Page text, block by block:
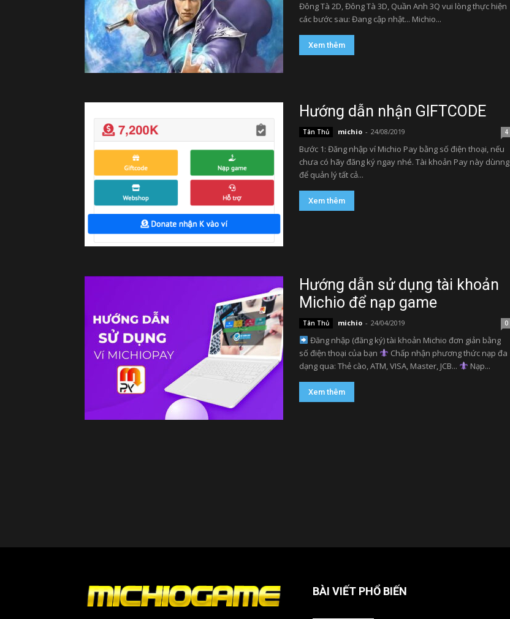
Đông Tà 2D, Đông Tà 3D, Quần Anh 3Q vui lòng thực hiện
các bước sau: Đang cập nhật... Michio...
Xem thêm
Hướng dẫn nhận GIFTCODE
Tân Thủ michio - 24/08/2019 4
Bước 1: Đăng nhập ví Michio Pay bằng số điện thoại, nếu
chưa có hãy đăng ký ngay nhé. Tài khoản Pay này dùnng
để quản lý tất cả...
Xem thêm
Hướng dẫn sử dụng tài khoản
Michio để nạp game
Tân Thủ michio - 24/04/2019 0
Đăng nhập (đăng ký) tài khoản Michio đơn giản bằng
số điện thoại của bạn
Chấp nhận phương thức nạp đa
dạng qua: Thẻ cào, ATM, VISA, Master, JCB...
Nạp...
Xem thêm
BÀI VIẾT PHỔ BIẾN